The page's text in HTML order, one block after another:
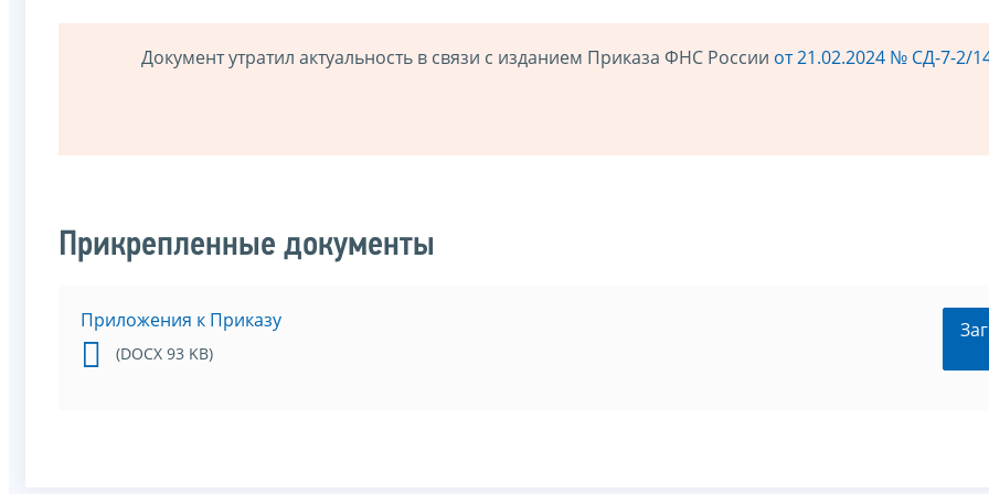
Документ утратил актуальность в связи с изданием Приказа ФНС России от 21.02.2024 № СД-7-2/
Прикрепленные документы
Приложения к Приказу
(DOCX 93 KB)